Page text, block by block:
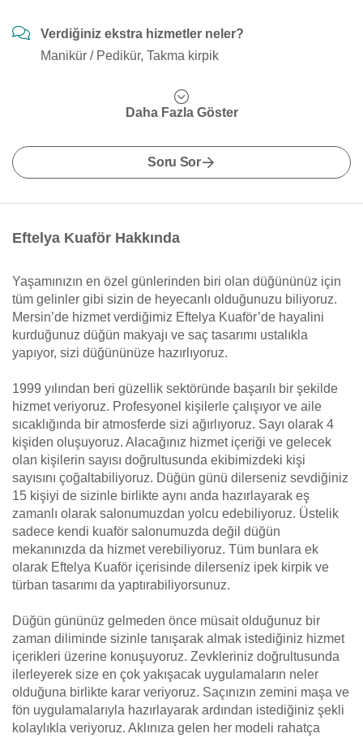
Verdiğiniz ekstra hizmetler neler?
Manikür / Pedikür, Takma kirpik
Daha Fazla Göster
Soru Sor
Eftelya Kuaför Hakkında
Yaşamınızın en özel günlerinden biri olan düğününüz için
tüm gelinler gibi sizin de heyecanlı olduğunuzu biliyoruz.
Mersin’de hizmet verdiğimiz Eftelya Kuaför’de hayalini
kurduğunuz düğün makyajı ve saç tasarımı ustalıkla
yapıyor, sizi düğününüze hazırlıyoruz.
1999 yılından beri güzellik sektöründe başarılı bir şekilde
hizmet veriyoruz. Profesyonel kişilerle çalışıyor ve aile
sıcaklığında bir atmosferde sizi ağırlıyoruz. Sayı olarak 4
kişiden oluşuyoruz. Alacağınız hizmet içeriği ve gelecek
olan kişilerin sayısı doğrultusunda ekibimizdeki kişi
sayısını çoğaltabiliyoruz. Düğün günü dilerseniz sevdiğiniz
15 kişiyi de sizinle birlikte aynı anda hazırlayarak eş
zamanlı olarak salonumuzdan yolcu edebiliyoruz. Üstelik
sadece kendi kuaför salonumuzda değil düğün
mekanınızda da hizmet verebiliyoruz. Tüm bunlara ek
olarak Eftelya Kuaför içerisinde dilerseniz ipek kirpik ve
türban tasarımı da yaptırabiliyorsunuz.
Düğün gününüz gelmeden önce müsait olduğunuz bir
zaman diliminde sizinle tanışarak almak istediğiniz hizmet
içerikleri üzerine konuşuyoruz. Zevkleriniz doğrultusunda
ilerleyerek size en çok yakışacak uygulamaların neler
olduğuna birlikte karar veriyoruz. Saçınızın zemini maşa ve
fön uygulamalarıyla hazırlayarak ardından istediğiniz şekli
kolaylıkla veriyoruz. Aklınıza gelen her modeli rahatça